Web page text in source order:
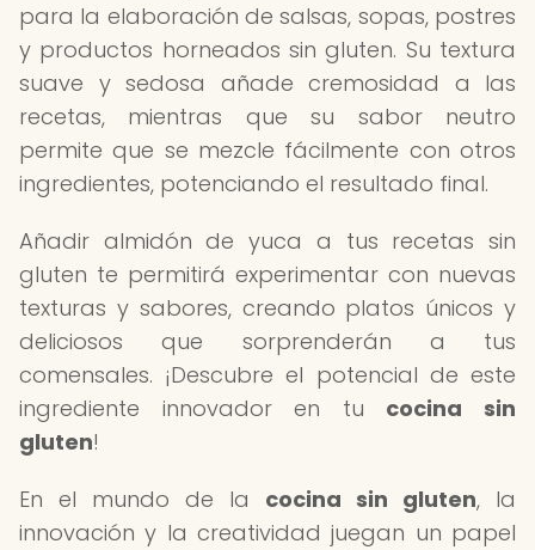
para la elaboración de salsas, sopas, postres
y productos horneados sin gluten. Su textura
suave y sedosa añade cremosidad a las
recetas, mientras que su sabor neutro
permite que se mezcle fácilmente con otros
ingredientes, potenciando el resultado final.
Añadir almidón de yuca a tus recetas sin
gluten te permitirá experimentar con nuevas
texturas y sabores, creando platos únicos y
deliciosos que sorprenderán a tus
comensales. ¡Descubre el potencial de este
ingrediente innovador en tu cocina sin
gluten!
En el mundo de la cocina sin gluten, la
innovación y la creatividad juegan un papel